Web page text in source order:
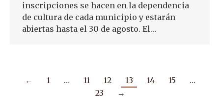
inscripciones se hacen en la dependencia
de cultura de cada municipio y estarán
abiertas hasta el 30 de agosto. El…
← 1 … 11 12 13 14 15
…
23
→